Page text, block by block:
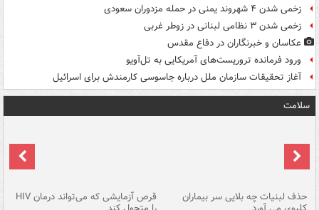
زخمی شدن ۴ شهروند یمنی در حمله مزدوران سعودی
زخمی شدن ۳ نظامی لبنانی در زوطر غربی
عکاسان و خبرنگاران در دفاع مقدس
ورود فرمانده تروریست‌های آمریکایی به تل‌آویو
آغاز تحقیقات سازمان ملل درباره جاسوسی کارمندش برای اسرائیل
سلامت
حذف لبنیات چه بلایی سر بیماران قرص آزمایشی که می‌تواند درمان HIV